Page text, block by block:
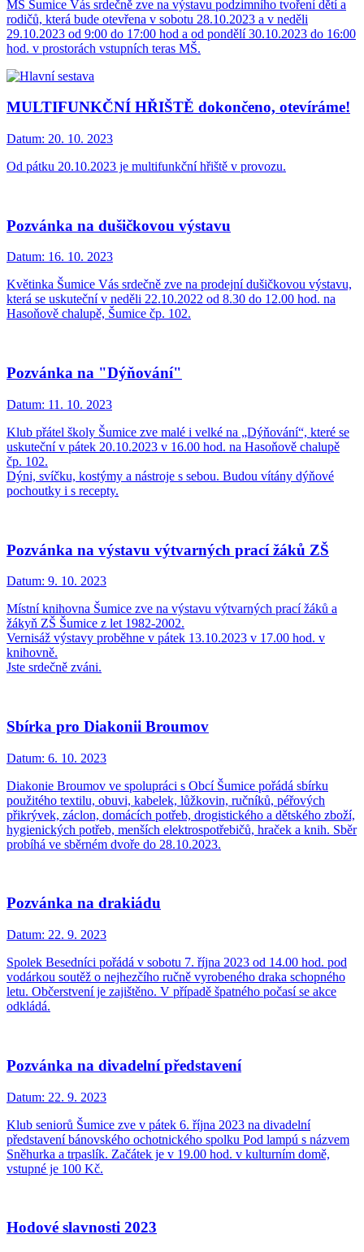
MŠ Šumice Vás srdečně zve na výstavu podzimního tvoření dětí a
rodičů, která bude otevřena v sobotu 28.10.2023 a v neděli
29.10.2023 od 9:00 do 17:00 hod a od pondělí 30.10.2023 do 16:00
hod. v prostorách vstupních teras MŠ.
MULTIFUNKČNÍ HŘIŠTĚ dokončeno, otevíráme!
Datum: 20. 10. 2023
Od pátku 20.10.2023 je multifunkční hřiště v provozu.
Pozvánka na dušičkovou výstavu
Datum: 16. 10. 2023
Květinka Šumice Vás srdečně zve na prodejní dušičkovou výstavu,
která se uskuteční v neděli 22.10.2022 od 8.30 do 12.00 hod. na
Hasoňově chalupě, Šumice čp. 102.
Pozvánka na "Dýňování"
Datum: 11. 10. 2023
Klub přátel školy Šumice zve malé i velké na „Dýňování“, které se
uskuteční v pátek 20.10.2023 v 16.00 hod. na Hasoňově chalupě
čp. 102.
Dýni, svíčku, kostýmy a nástroje s sebou. Budou vítány dýňové
pochoutky i s recepty.
Pozvánka na výstavu výtvarných prací žáků ZŠ
Datum: 9. 10. 2023
Místní knihovna Šumice zve na výstavu výtvarných prací žáků a
žákyň ZŠ Šumice z let 1982-2002.
Vernisáž výstavy proběhne v pátek 13.10.2023 v 17.00 hod. v
knihovně.
Jste srdečně zváni.
Sbírka pro Diakonii Broumov
Datum: 6. 10. 2023
Diakonie Broumov ve spolupráci s Obcí Šumice pořádá sbírku
použitého textilu, obuvi, kabelek, lůžkovin, ručníků, péřových
přikrývek, záclon, domácích potřeb, drogistického a dětského zboží,
hygienických potřeb, menších elektrospotřebičů, hraček a knih. Sběr
probíhá ve sběrném dvoře do 28.10.2023.
Pozvánka na drakiádu
Datum: 22. 9. 2023
Spolek Besedníci pořádá v sobotu 7. října 2023 od 14.00 hod. pod
vodárkou soutěž o nejhezčího ručně vyrobeného draka schopného
letu. Občerstvení je zajištěno. V případě špatného počasí se akce
odkládá.
Pozvánka na divadelní představení
Datum: 22. 9. 2023
Klub seniorů Šumice zve v pátek 6. října 2023 na divadelní
představení bánovského ochotnického spolku Pod lampú s názvem
Sněhurka a trpaslík. Začátek je v 19.00 hod. v kulturním domě,
vstupné je 100 Kč.
Hodové slavnosti 2023